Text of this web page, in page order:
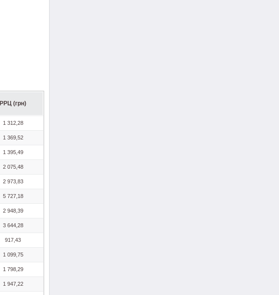
РРЦ (грн)
1 312,28
1 369,52
1 395,49
2 075,48
2 973,83
5 727,18
2 948,39
3 644,28
917,43
1 099,75
1 798,29
1 947,22